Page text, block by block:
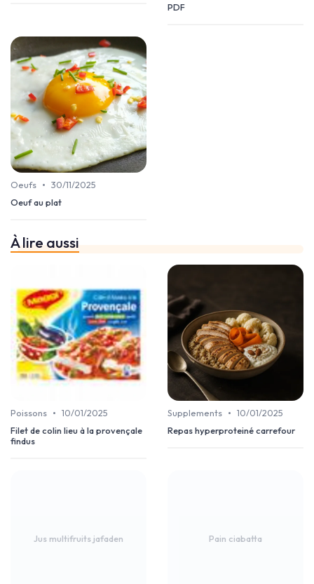
PDF
Oeufs • 30/11/2025
Oeuf au plat
À lire aussi
Poissons • 10/01/2025
Filet de colin lieu à la provençale
findus
Supplements • 10/01/2025
Repas hyperproteiné carrefour
Jus multifruits jafaden Pain ciabatta